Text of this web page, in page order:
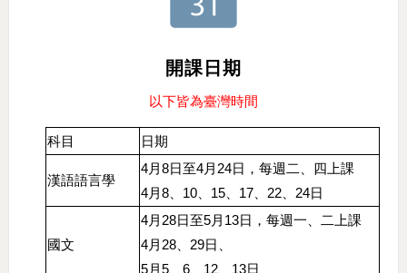
開課日期
以下皆為臺灣時間
科目 日期
漢語語言學
4月8日至4月24日，每週二、四上課
4月8、10、15、17、22、24日
國文
4月28日至5月13日，每週一、二上課
4月28、29日、
5月5、6、12、13日